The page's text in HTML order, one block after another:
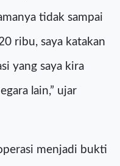
tidak sampai
ribu, saya katakan
yang saya kira
lain,” ujar
menjadi bukti